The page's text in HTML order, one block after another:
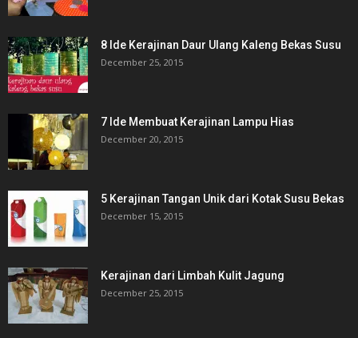
8 Ide Kerajinan Daur Ulang Kaleng Bekas Susu
December 25, 2015
7 Ide Membuat Kerajinan Lampu Hias
December 20, 2015
5 Kerajinan Tangan Unik dari Kotak Susu Bekas
December 15, 2015
Kerajinan dari Limbah Kulit Jagung
December 25, 2015